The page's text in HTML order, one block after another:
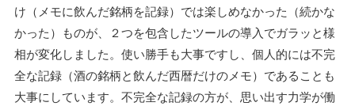
け（メモに飲んだ銘柄を記録）では楽しめなかった（続かな
かった）ものが、２つを包含したツールの導入でガラッと様
相が変化しました。使い勝手も大事ですし、個人的には不完
全な記録（酒の銘柄と飲んだ西暦だけのメモ）であることも
大事にしています。不完全な記録の方が、思い出す力学が働